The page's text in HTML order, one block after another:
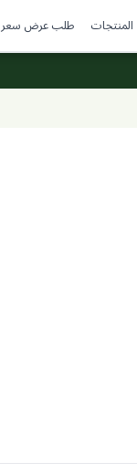
المنتجات طلب عرض سعر